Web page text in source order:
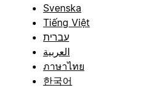
Svenska
Tiếng Việt
עברית
العربية
ภาษาไทย
한국어